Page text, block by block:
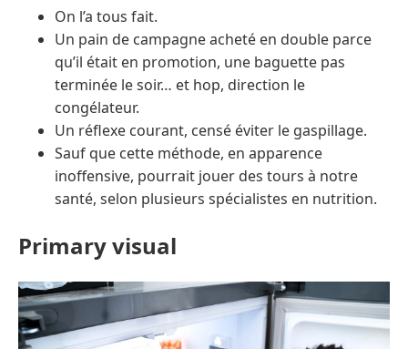
On l’a tous fait.
Un pain de campagne acheté en double parce
qu’il était en promotion, une baguette pas
terminée le soir… et hop, direction le
congélateur.
Un réflexe courant, censé éviter le gaspillage.
Sauf que cette méthode, en apparence
inoffensive, pourrait jouer des tours à notre
santé, selon plusieurs spécialistes en nutrition.
Primary visual